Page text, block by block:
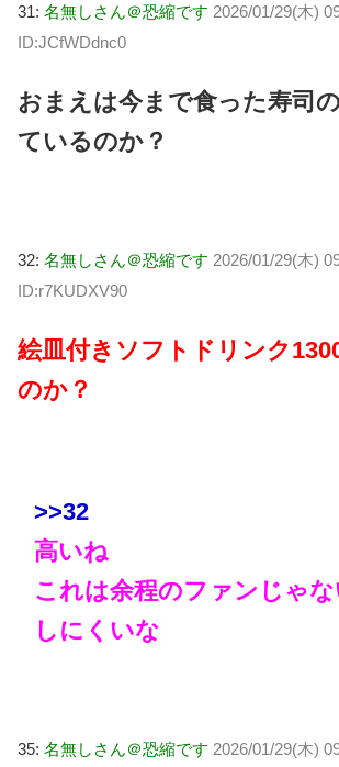
31: 名無しさん＠恐縮です 2026/01/29(木)
ID:JCfWDdnc0
おまえは今まで食った寿司
ているのか？
32: 名無しさん＠恐縮です 2026/01/29(木)
ID:r7KUDXV90
絵皿付きソフトドリンク
のか？
>>32
高いね
これは余程のファンじゃ
しにくいな
35: 名無しさん＠恐縮です 2026/01/29(木)